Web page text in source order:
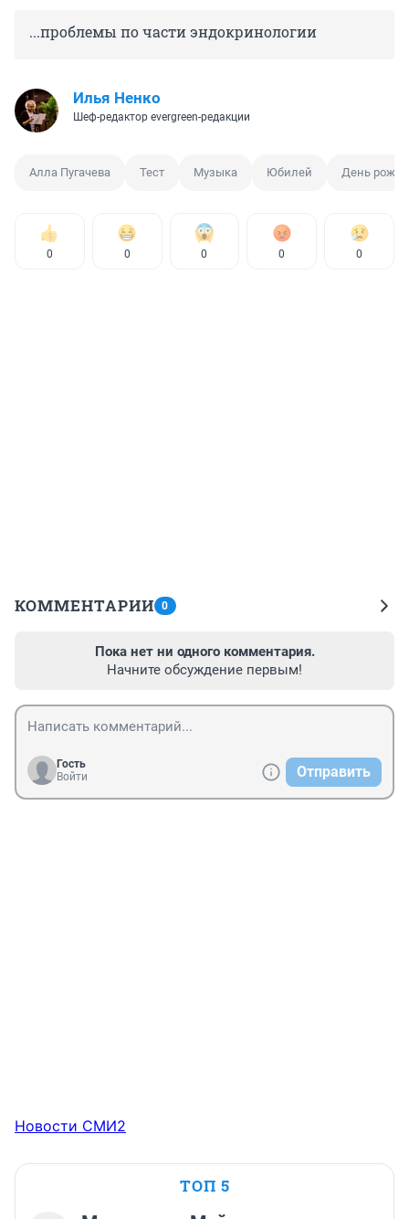
...проблемы по части эндокринологии
Илья Ненко
Шеф-редактор evergreen-редакции
Алла Пугачева Тест Музыка Юбилей День
0 0 0 0 0
КОММЕНТАРИИ 0
Пока нет ни одного комментария.
Начните обсуждение первым!
Гость
Войти
Отправить
Новости СМИ2
ТОП 5